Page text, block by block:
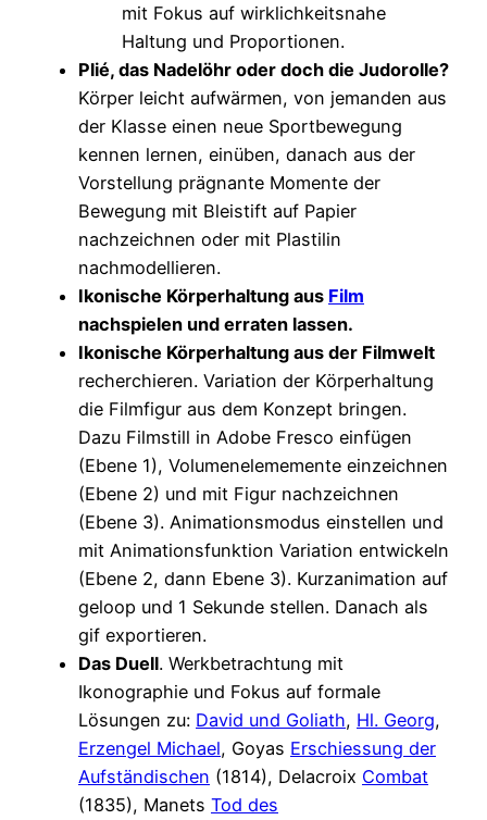
mit Fokus auf wirklichkeitsnahe
Haltung und Proportionen.
Plié, das Nadelöhr oder doch die Judorolle?
Körper leicht aufwärmen, von jemanden aus
der Klasse einen neue Sportbewegung
kennen lernen, einüben, danach aus der
Vorstellung prägnante Momente der
Bewegung mit Bleistift auf Papier
nachzeichnen oder mit Plastilin
nachmodellieren.
Ikonische Körperhaltung aus Film
nachspielen und erraten lassen.
Ikonische Körperhaltung aus der Filmwelt
recherchieren. Variation der Körperhaltung
die Filmfigur aus dem Konzept bringen.
Dazu Filmstill in Adobe Fresco einfügen
(Ebene 1), Volumenelememente einzeichnen
(Ebene 2) und mit Figur nachzeichnen
(Ebene 3). Animationsmodus einstellen und
mit Animationsfunktion Variation entwickeln
(Ebene 2, dann Ebene 3). Kurzanimation auf
geloop und 1 Sekunde stellen. Danach als
gif exportieren.
Das Duell. Werkbetrachtung mit
Ikonographie und Fokus auf formale
Lösungen zu: David und Goliath, Hl. Georg,
Erzengel Michael, Goyas Erschiessung der
Aufständischen (1814), Delacroix Combat
(1835), Manets Tod des